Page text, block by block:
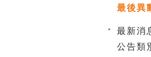
最後異
最新消
公告類